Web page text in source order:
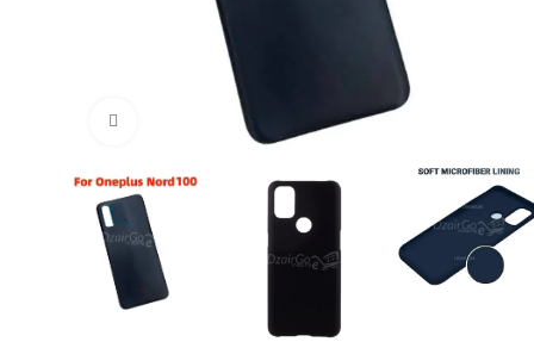
Cliquez pour agrandir